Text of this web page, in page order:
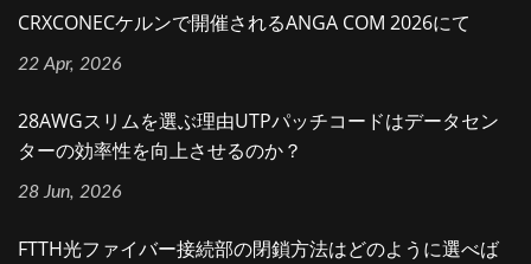
CRXCONECケルンで開催されるANGA COM 2026にて
22 Apr, 2026
28AWGスリムを選ぶ理由UTPパッチコードはデータセン
ターの効率性を向上させるのか？
28 Jun, 2026
FTTH光ファイバー接続部の閉鎖方法はどのように選べば